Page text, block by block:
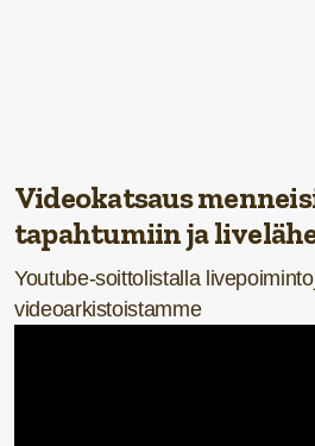
Videokatsaus
tapahtumiin ja
Youtube-soittolistalla
videoarkistoistamme